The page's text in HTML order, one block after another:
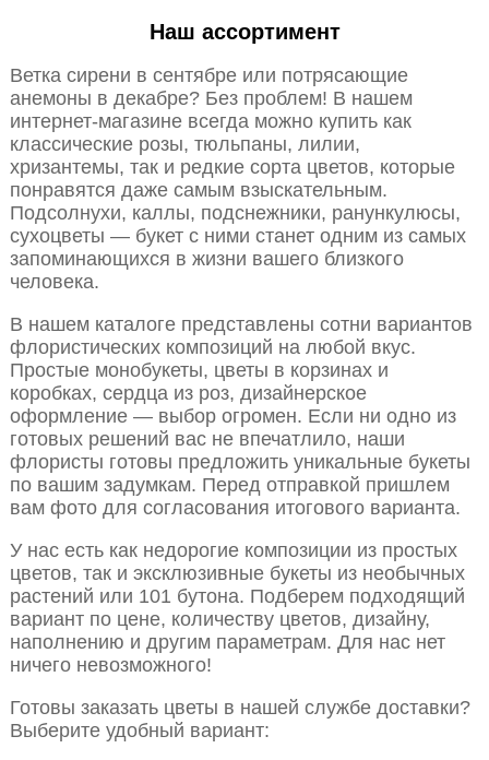
Наш ассортимент
Ветка сирени в сентябре или потрясающие
анемоны в декабре? Без проблем! В нашем
интернет-магазине всегда можно купить как
классические розы, тюльпаны, лилии,
хризантемы, так и редкие сорта цветов, которые
понравятся даже самым взыскательным.
Подсолнухи, каллы, подснежники, ранункулюсы,
сухоцветы — букет с ними станет одним из самых
запоминающихся в жизни вашего близкого
человека.
В нашем каталоге представлены сотни вариантов
флористических композиций на любой вкус.
Простые монобукеты, цветы в корзинах и
коробках, сердца из роз, дизайнерское
оформление — выбор огромен. Если ни одно из
готовых решений вас не впечатлило, наши
флористы готовы предложить уникальные букеты
по вашим задумкам. Перед отправкой пришлем
вам фото для согласования итогового варианта.
У нас есть как недорогие композиции из простых
цветов, так и эксклюзивные букеты из необычных
растений или 101 бутона. Подберем подходящий
вариант по цене, количеству цветов, дизайну,
наполнению и другим параметрам. Для нас нет
ничего невозможного!
Готовы заказать цветы в нашей службе доставки?
Выберите удобный вариант: